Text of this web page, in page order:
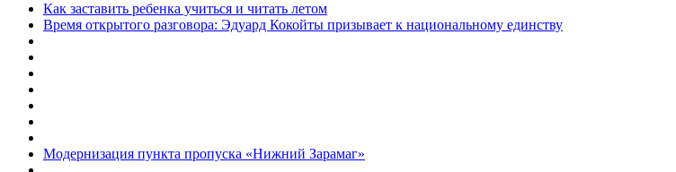
Как заставить ребенка учиться и читать летом
Время открытого разговора: Эдуард Кокойты призывает к национальному единству
Модернизация пункта пропуска «Нижний Зарамаг»